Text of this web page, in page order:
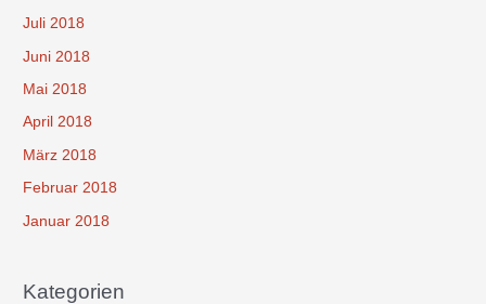
Juli 2018
Juni 2018
Mai 2018
April 2018
März 2018
Februar 2018
Januar 2018
Kategorien